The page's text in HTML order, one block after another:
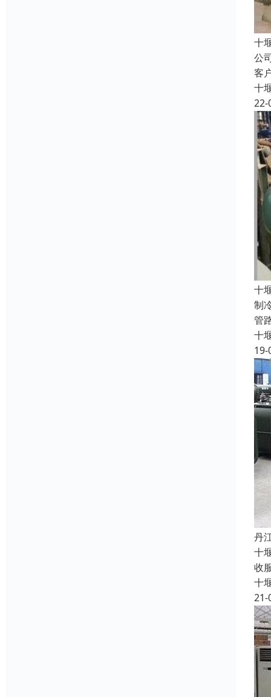
十
公
客
十
22-
十
制
管
十
19-
丹
十
收
十
21-